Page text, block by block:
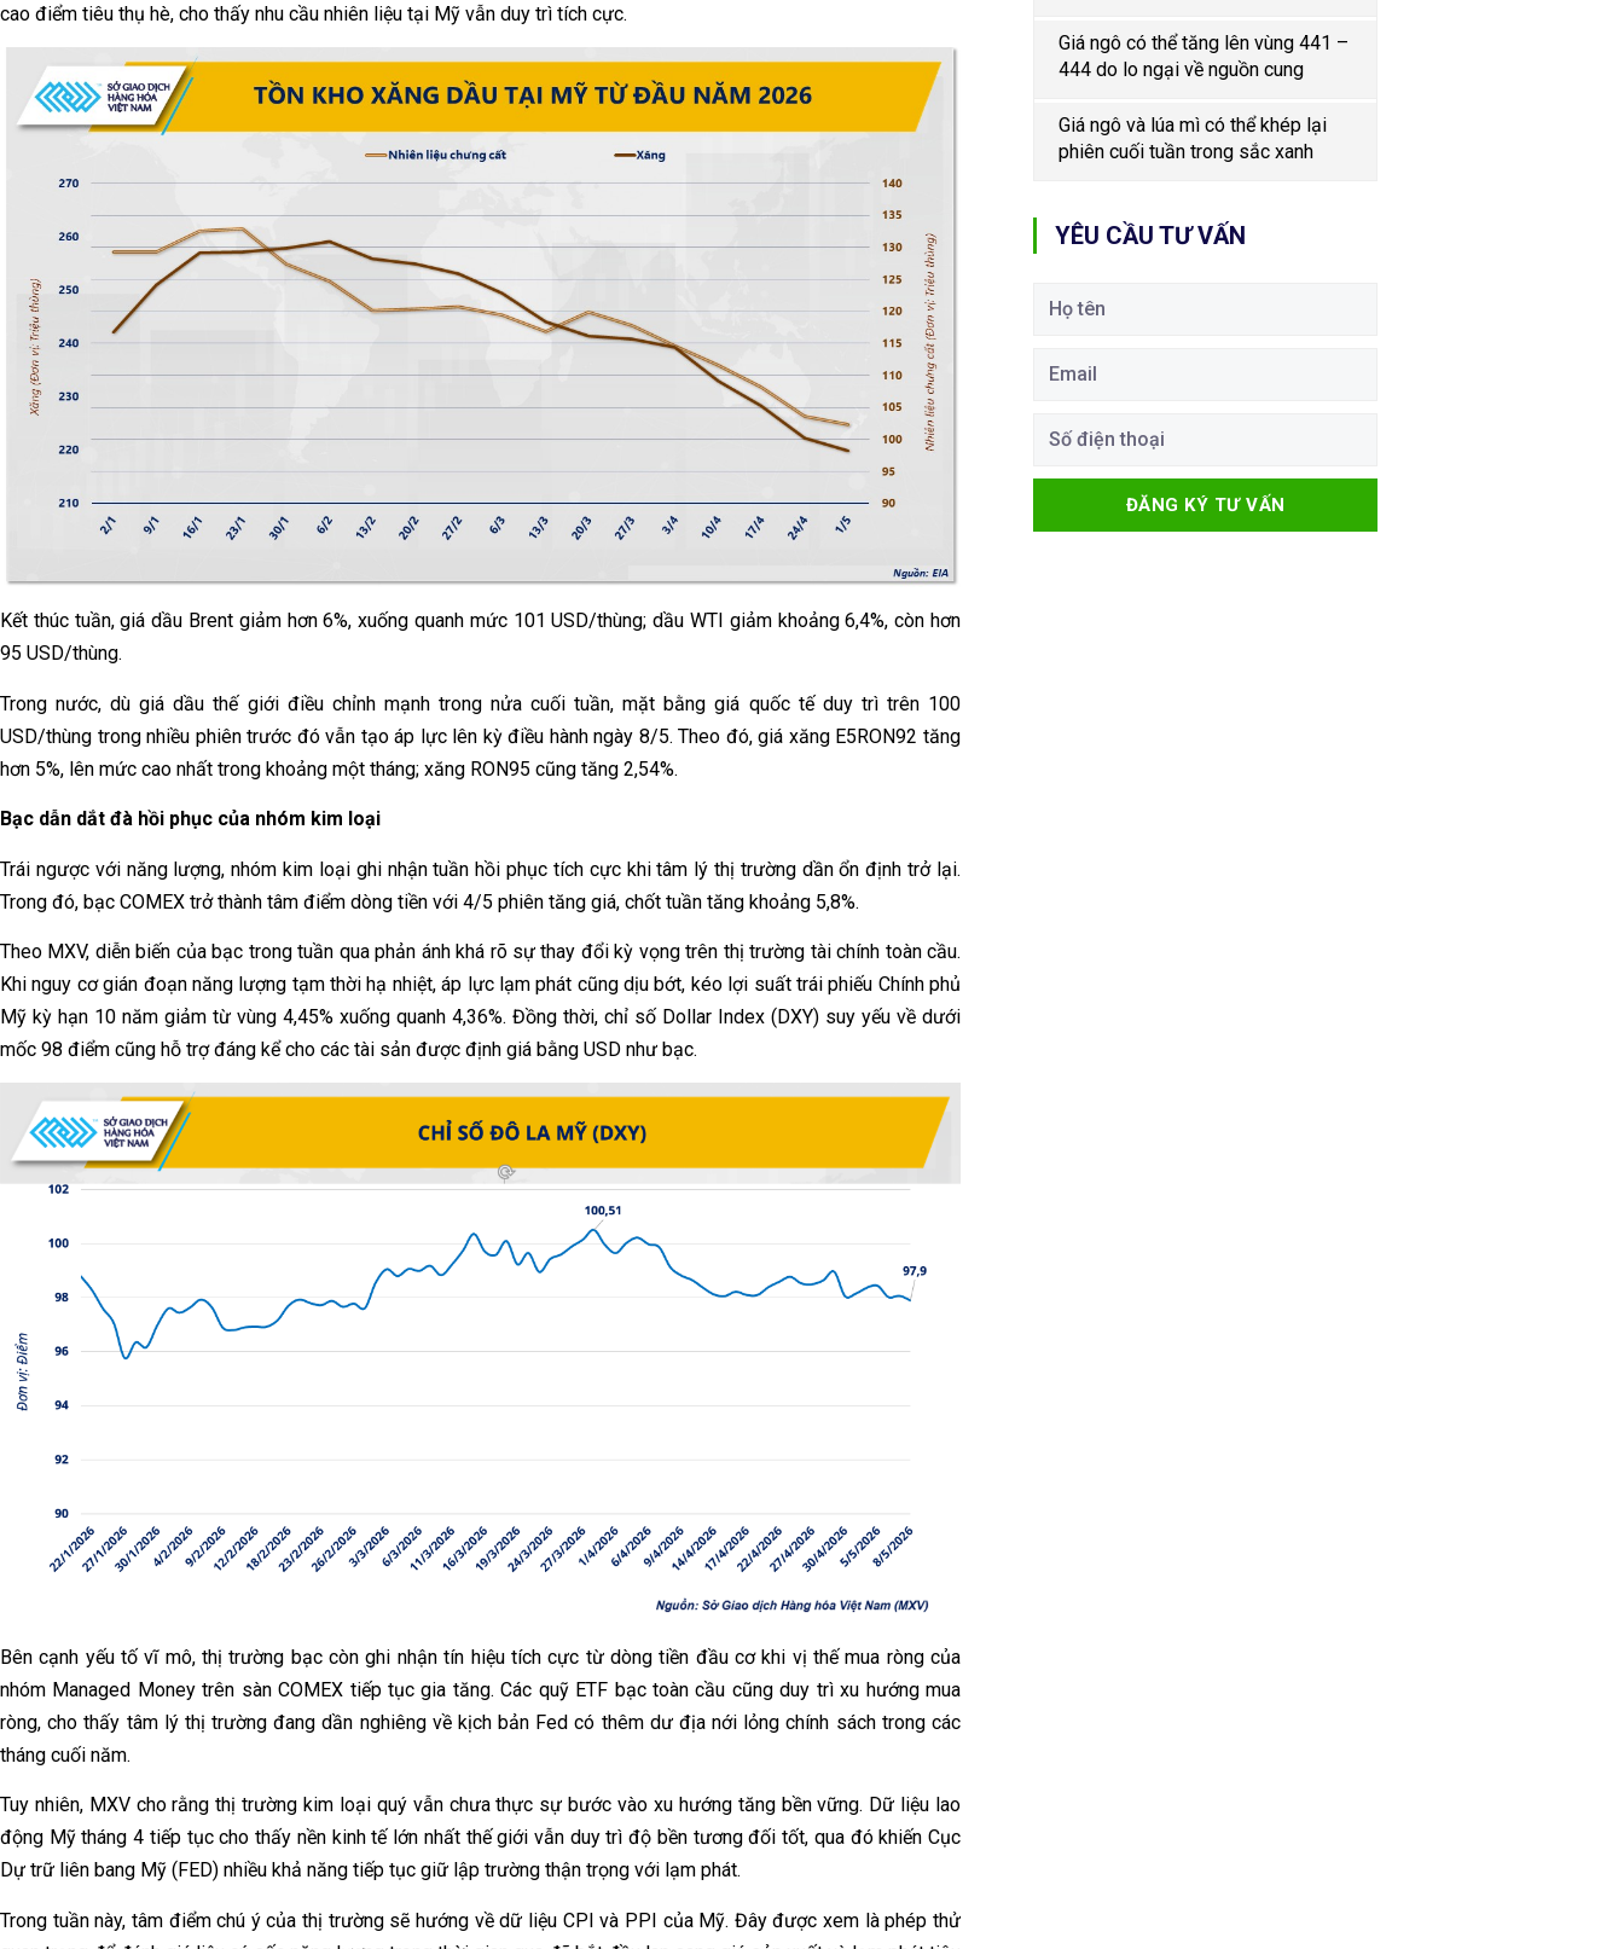
cao điểm tiêu thụ hè, cho thấy nhu cầu nhiên liệu tại Mỹ vẫn duy trì tích cực.
Kết thúc tuần, giá dầu Brent giảm hơn 6%, xuống quanh mức 101 USD/thùng; dầu WTI giảm khoảng 6,4%, còn hơn
95 USD/thùng.
Trong nước, dù giá dầu thế giới điều chỉnh mạnh trong nửa cuối tuần, mặt bằng giá quốc tế duy trì trên 100
USD/thùng trong nhiều phiên trước đó vẫn tạo áp lực lên kỳ điều hành ngày 8/5. Theo đó, giá xăng E5RON92 tăng
hơn 5%, lên mức cao nhất trong khoảng một tháng; xăng RON95 cũng tăng 2,54%.
Bạc dẫn dắt đà hồi phục của nhóm kim loại
Trái ngược với năng lượng, nhóm kim loại ghi nhận tuần hồi phục tích cực khi tâm lý thị trường dần ổn định trở lại.
Trong đó, bạc COMEX trở thành tâm điểm dòng tiền với 4/5 phiên tăng giá, chốt tuần tăng khoảng 5,8%.
Theo MXV, diễn biến của bạc trong tuần qua phản ánh khá rõ sự thay đổi kỳ vọng trên thị trường tài chính toàn cầu.
Khi nguy cơ gián đoạn năng lượng tạm thời hạ nhiệt, áp lực lạm phát cũng dịu bớt, kéo lợi suất trái phiếu Chính phủ
Mỹ kỳ hạn 10 năm giảm từ vùng 4,45% xuống quanh 4,36%. Đồng thời, chỉ số Dollar Index (DXY) suy yếu về dưới
mốc 98 điểm cũng hỗ trợ đáng kể cho các tài sản được định giá bằng USD như bạc.
Bên cạnh yếu tố vĩ mô, thị trường bạc còn ghi nhận tín hiệu tích cực từ dòng tiền đầu cơ khi vị thế mua ròng của
nhóm Managed Money trên sàn COMEX tiếp tục gia tăng. Các quỹ ETF bạc toàn cầu cũng duy trì xu hướng mua
ròng, cho thấy tâm lý thị trường đang dần nghiêng về kịch bản Fed có thêm dư địa nới lỏng chính sách trong các
tháng cuối năm.
Tuy nhiên, MXV cho rằng thị trường kim loại quý vẫn chưa thực sự bước vào xu hướng tăng bền vững. Dữ liệu lao
động Mỹ tháng 4 tiếp tục cho thấy nền kinh tế lớn nhất thế giới vẫn duy trì độ bền tương đối tốt, qua đó khiến Cục
Dự trữ liên bang Mỹ (FED) nhiều khả năng tiếp tục giữ lập trường thận trọng với lạm phát.
Trong tuần này, tâm điểm chú ý của thị trường sẽ hướng về dữ liệu CPI và PPI của Mỹ. Đây được xem là phép thử
Giá ngô có thể tăng lên vùng 441 –
444 do lo ngại về nguồn cung
Giá ngô và lúa mì có thể khép lại
phiên cuối tuần trong sắc xanh
YÊU CẦU TƯ VẤN
ĐĂNG KÝ TƯ VẤN